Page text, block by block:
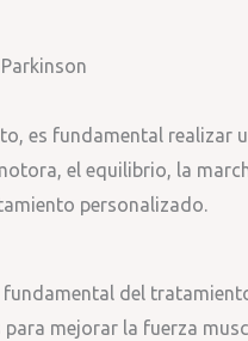
es fundamental realizar
el equilibrio, la
personalizado.
del
mejorar la fuerza